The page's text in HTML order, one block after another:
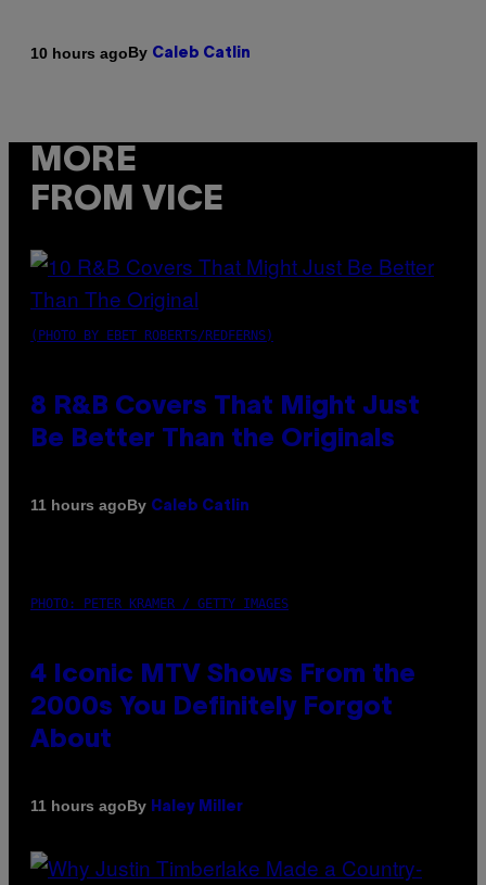
10 hours agoBy Caleb Catlin
MORE
FROM VICE
(PHOTO BY EBET ROBERTS/REDFERNS)
8 R&B Covers That Might Just
Be Better Than the Originals
11 hours agoBy Caleb Catlin
PHOTO: PETER KRAMER / GETTY IMAGES
4 Iconic MTV Shows From the
2000s You Definitely Forgot
About
11 hours agoBy Haley Miller